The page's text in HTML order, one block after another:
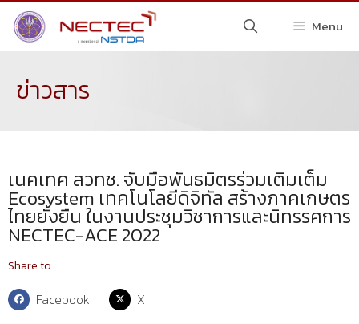
Menu
ข่าวสาร
เนคเทค สวทช. จับมือพันธมิตรร่วมเติมเต็ม
Ecosystem เทคโนโลยีดิจิทัล สร้างภาคเกษตร
ไทยยั่งยืน ในงานประชุมวิชาการและนิทรรศการ
NECTEC-ACE 2022
Share to...
Facebook X